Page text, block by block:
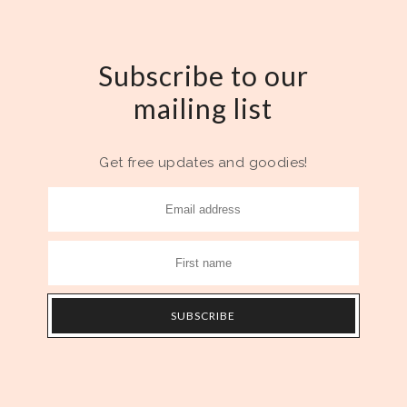
Subscribe to our
mailing list
Get free updates and goodies!